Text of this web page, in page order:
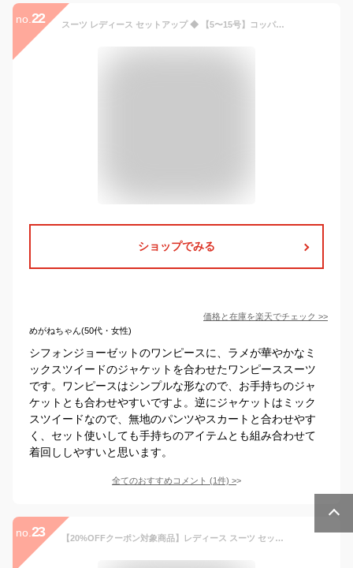
no. 22 スーツ レディース セットアップ ◆ 【5〜15号】コッパーラメ ツイード×シフォン ジョーゼットノーカラー ワンピーススーツ(ジャケット＆ワンピース)[st]■メール便不可■[ フォーマル セレモニー 入学式 入園式 卒業 卒園 七五三 オフィス 母 ママ 春 秋 冬 ][hw]
ショップでみる
価格と在庫を楽天でチェック >>
めがねちゃん(50代・女性)
シフォンジョーゼットのワンピースに、ラメが華やかなミ
ックスツイードのジャケットを合わせたワンピーススーツ
です。ワンピースはシンプルな形なので、お手持ちのジャ
ケットとも合わせやすいですよ。逆にジャケットはミック
スツイードなので、無地のパンツやスカートと合わせやす
く、セット使いしても手持ちのアイテムとも組み合わせて
着回ししやすいと思います。
全てのおすすめコメント (1件) >
no. 23 【20%OFFクーポン対象商品】レディース スーツ セットアップ セレモニースーツ 2点セット ジャケット ワンピース プリーツスカート ママスーツ フォーマル ミセス 50代 40代 30代 七五三 お宮参り 入学式 卒業式 親族 服装 大きいサイズ 上品 即日発送 プレゼント ギフト